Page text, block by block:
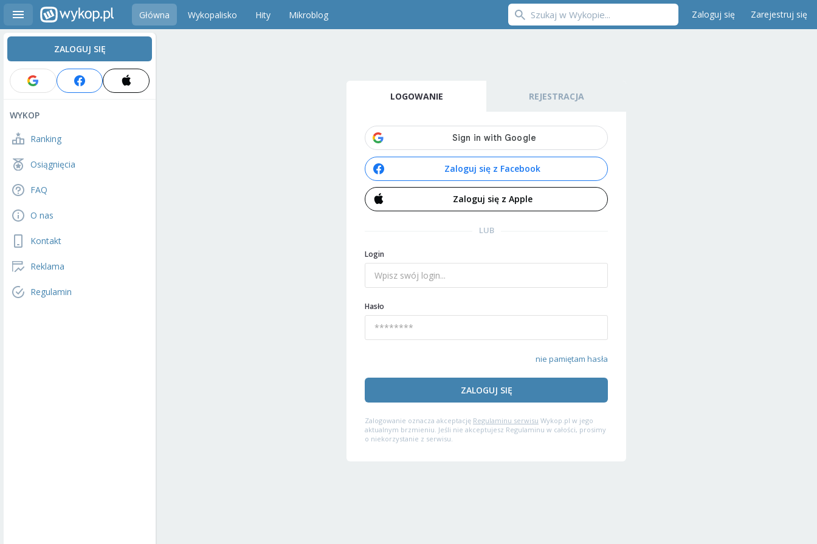
Główna Wykopalisko Hity Mikroblog Zaloguj się Zarejestruj się
ZALOGUJ SIĘ
WYKOP
Ranking
Osiągnięcia
FAQ
O nas
Kontakt
Reklama
Regulamin
LOGOWANIE REJESTRACJA
Zaloguj się z Facebook
Zaloguj się z Apple
LUB
Login
Hasło
nie pamiętam hasła
ZALOGUJ SIĘ
Zalogowanie oznacza akceptację Regulaminu serwisu Wykop.pl w jego
aktualnym brzmieniu. Jeśli nie akceptujesz Regulaminu w całości, prosimy
o niekorzystanie z serwisu.